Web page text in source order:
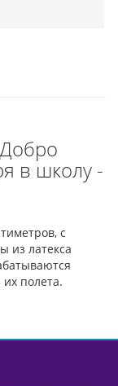
в школу -
с
из латекса
полета.